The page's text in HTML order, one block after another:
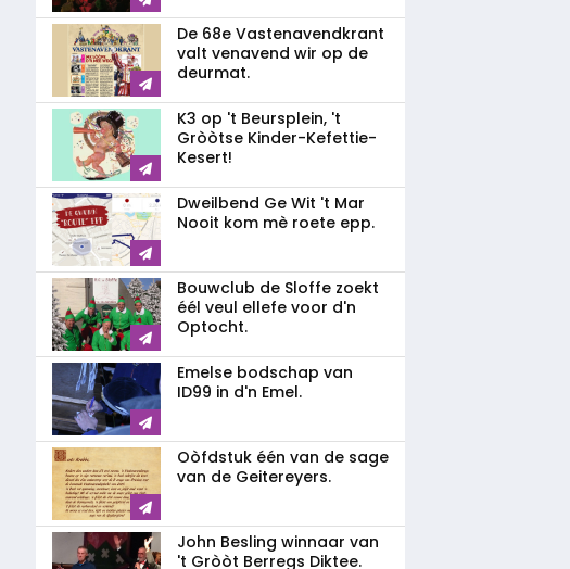
De 68e Vastenavendkrant
valt venavend wir op de
deurmat.
K3 op 't Beursplein, 't
Gròòtse Kinder-Kefettie-
Kesert!
Dweilbend Ge Wit 't Mar
Nooit kom mè roete epp.
Bouwclub de Sloffe zoekt
éél veul ellefe voor d'n
Optocht.
Emelse bodschap van
ID99 in d'n Emel.
Oòfdstuk één van de sage
van de Geitereyers.
John Besling winnaar van
't Gròòt Berregs Diktee.